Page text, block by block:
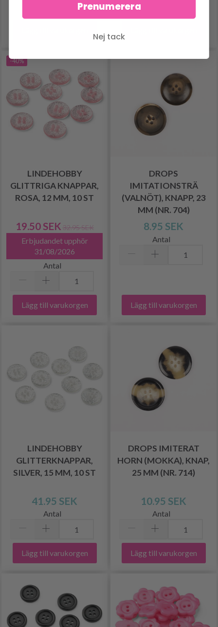
-40%
LINDEHOBBY
GLITTRIGA KNAPPAR,
ROSA, 12 MM, 10 ST
19.50 SEK 32.95 SEK
Erbjudandet upphör
31/08/2026
Antal
Lägg till varukorgen
DROPS
IMITATIONSTRÄ
(VALNÖT), KNAPP, 23
MM (NR. 704)
8.95 SEK
Antal
Lägg till varukorgen
LINDEHOBBY
GLITTERKNAPPAR,
SILVER, 15 MM, 10 ST
41.95 SEK
Antal
Lägg till varukorgen
DROPS IMITERAT
HORN (MOKKA), KNAP,
25 MM (NR. 714)
10.95 SEK
Antal
Lägg till varukorgen
Prenumerera
Nej tack